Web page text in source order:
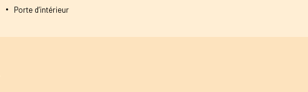
Porte d’intérieur